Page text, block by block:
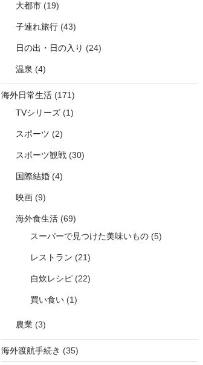
pad=10)
大都市(19)
子連れ旅行(43)
日の出・日の入り (24)
温泉 (4)
海外日常生活(171)
TVシリーズ(1)
スポーツ (2)
スポーツ観戦(30)
国際結婚(4)
映画(9)
海外食生活(69)
スーパーで見つけた美味いもの(5)
レストラン (21)
自炊レシピ(22)
買い食い(1)
農業(3)
海外渡航手続き (35)